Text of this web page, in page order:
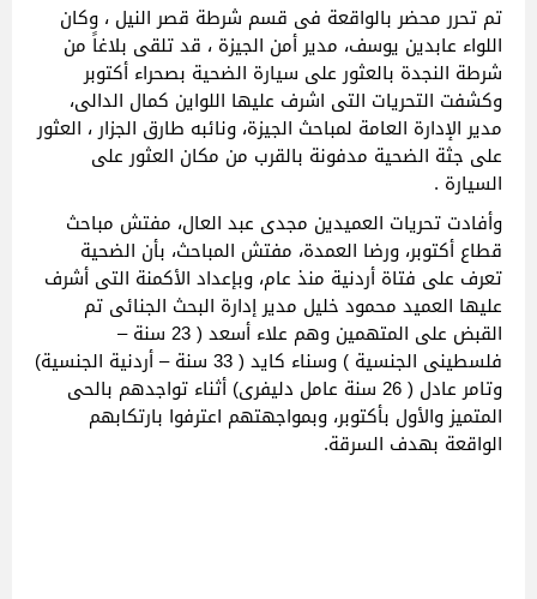
تم تحرر محضر بالواقعة فى قسم شرطة قصر النيل ، وكان
اللواء عابدين يوسف، مدير أمن الجيزة ، قد تلقى بلاغاً من
شرطة النجدة بالعثور على سيارة الضحية بصحراء أكتوبر
وكشفت التحريات التى اشرف عليها اللواين كمال الدالى،
مدير الإدارة العامة لمباحث الجيزة، ونائبه طارق الجزار ، العثور
على جثة الضحية مدفونة بالقرب من مكان العثور على
السيارة .
وأفادت تحريات العميدين مجدى عبد العال، مفتش مباحث
قطاع أكتوبر، ورضا العمدة، مفتش المباحث، بأن الضحية
تعرف على فتاة أردنية منذ عام، وبإعداد الأكمنة التى أشرف
عليها العميد محمود خليل مدير إدارة البحث الجنائى تم
القبض على المتهمين وهم علاء أسعد ( 23 سنة –
فلسطينى الجنسية ) وسناء كايد ( 33 سنة – أردنية الجنسية)
وتامر عادل ( 26 سنة عامل دليفرى) أثناء تواجدهم بالحى
المتميز والأول بأكتوبر، وبمواجهتهم اعترفوا بارتكابهم
الواقعة بهدف السرقة.